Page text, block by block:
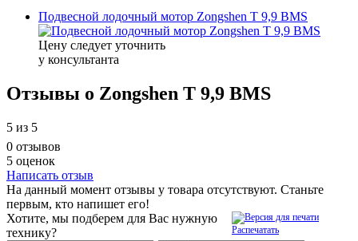
Подвесной лодочный мотор Zongshen T 9,9 BMS
Цену следует уточнить
у консультанта
Отзывы о Zongshen T 9,9 BMS
5 из 5
0 отзывов
5 оценок
Написать отзыв
На данный момент отзывы у товара отсутствуют. Станьте
первым, кто напишет его!
Распечатать
Хотите, мы подберем для Вас нужную
технику?